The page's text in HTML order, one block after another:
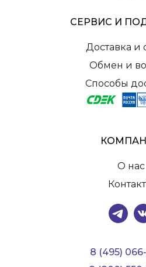
СЕРВИС И
Доставка и
Обмен и
Способы
О нас
8 (495)